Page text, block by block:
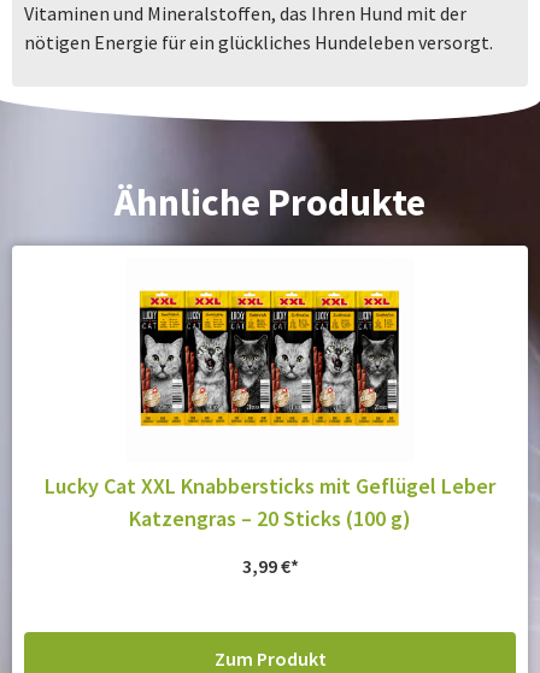
Vitaminen und Mineralstoffen, das Ihren Hund mit der
nötigen Energie für ein glückliches Hundeleben versorgt.
Ähnliche Produkte
Lucky Cat XXL Knabbersticks mit Geflügel Leber
Katzengras – 20 Sticks (100 g)
3,99€
Zum Produkt